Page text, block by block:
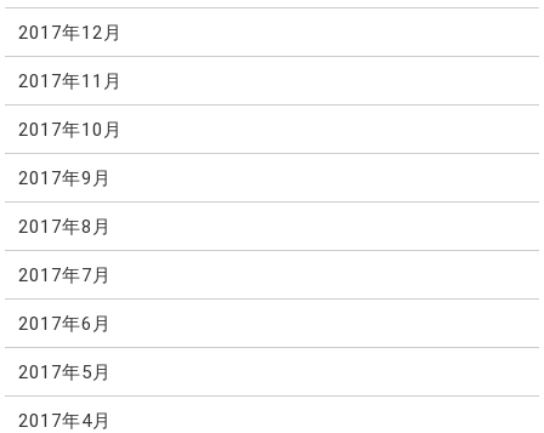
2017年12月
2017年11月
2017年10月
2017年9月
2017年8月
2017年7月
2017年6月
2017年5月
2017年4月